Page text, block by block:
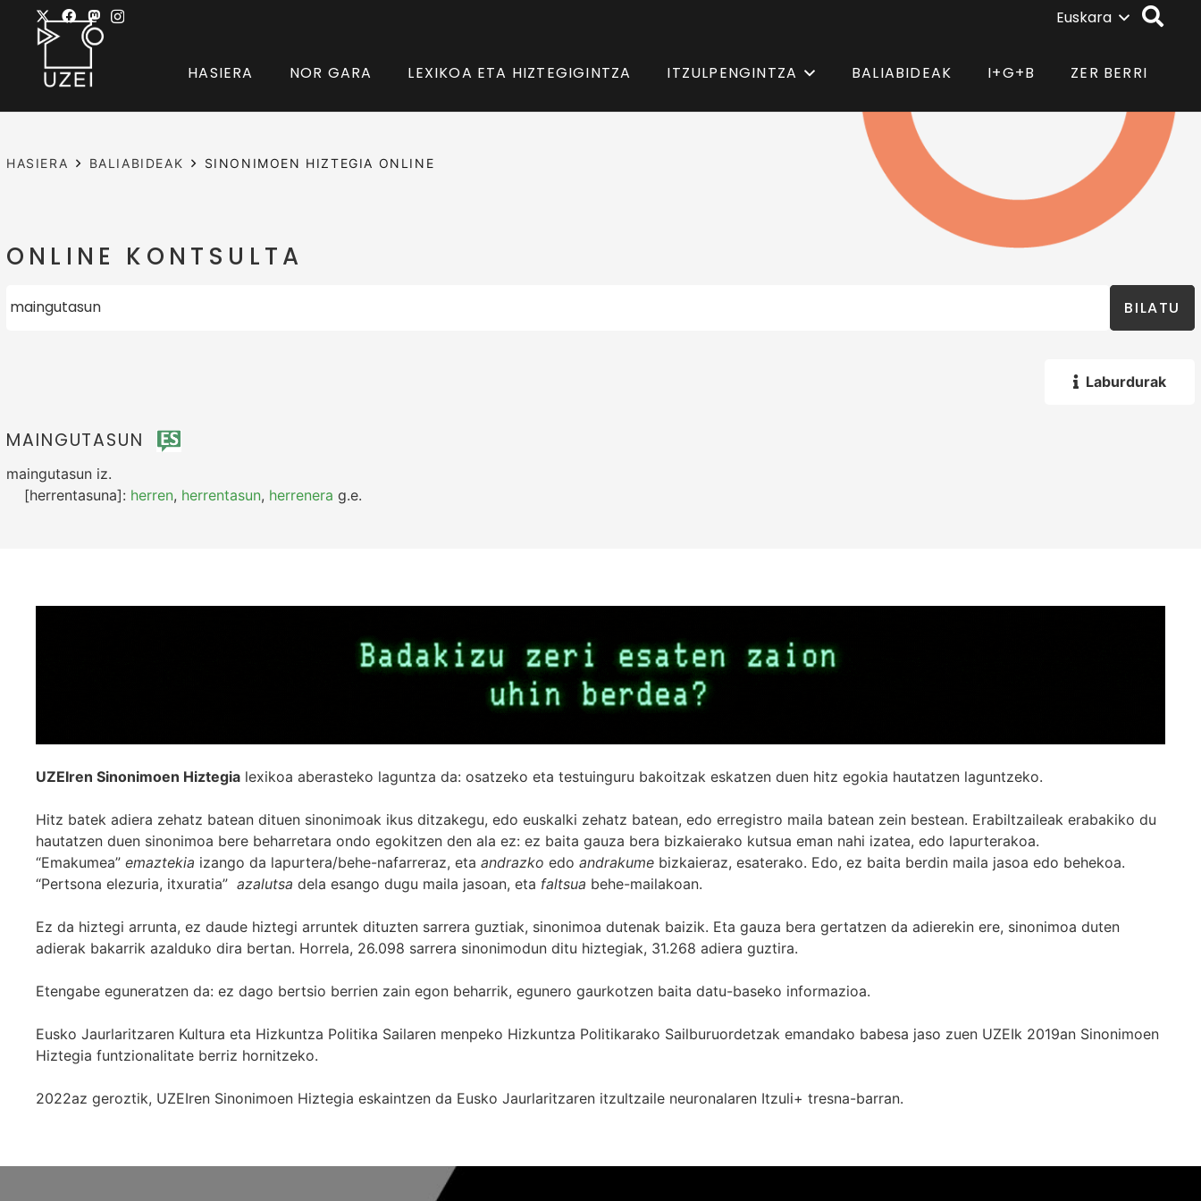
Euskara
HASIERA NOR GARA LEXIKOA ETA HIZTEGIGINTZA ITZULPENGINTZA BALIABIDEAK I+G+B ZER BERRI
HASIERA BALIABIDEAK SINONIMOEN HIZTEGIA ONLINE
ONLINE KONTSULTA
BILATU
Laburdurak
MAINGUTASUN
maingutasun iz.
[herrentasuna]: herren, herrentasun, herrenera g.e.
UZEIren Sinonimoen Hiztegia lexikoa aberasteko laguntza da: osatzeko eta testuinguru bakoitzak eskatzen duen hitz egokia hautatzen laguntzeko.
Hitz batek adiera zehatz batean dituen sinonimoak ikus ditzakegu, edo euskalki zehatz batean, edo erregistro maila batean zein bestean. Erabiltzaileak erabakiko du
hautatzen duen sinonimoa bere beharretara ondo egokitzen den ala ez: ez baita gauza bera bizkaierako kutsua eman nahi izatea, edo lapurterakoa.
“Emakumea” emaztekia izango da lapurtera/behe-nafarreraz, eta andrazko edo andrakume bizkaieraz, esaterako. Edo, ez baita berdin maila jasoa edo behekoa.
“Pertsona elezuria, itxuratia” azalutsa dela esango dugu maila jasoan, eta faltsua behe-mailakoan.
Ez da hiztegi arrunta, ez daude hiztegi arruntek dituzten sarrera guztiak, sinonimoa dutenak baizik. Eta gauza bera gertatzen da adierekin ere, sinonimoa duten
adierak bakarrik azalduko dira bertan. Horrela, 26.098 sarrera sinonimodun ditu hiztegiak, 31.268 adiera guztira.
Etengabe eguneratzen da: ez dago bertsio berrien zain egon beharrik, egunero gaurkotzen baita datu-baseko informazioa.
Eusko Jaurlaritzaren Kultura eta Hizkuntza Politika Sailaren menpeko Hizkuntza Politikarako Sailburuordetzak emandako babesa jaso zuen UZEIk 2019an Sinonimoen
Hiztegia funtzionalitate berriz hornitzeko.
2022az geroztik, UZEIren Sinonimoen Hiztegia eskaintzen da Eusko Jaurlaritzaren itzultzaile neuronalaren Itzuli+ tresna-barran.